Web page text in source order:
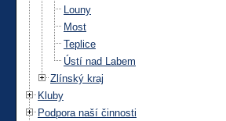
Louny
Most
Teplice
Ústí nad Labem
Zlínský kraj
Kluby
Podpora naší činnosti